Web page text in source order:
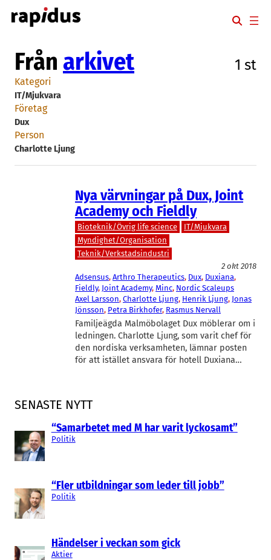
Hoppa
till
SENASTE NYTT
“Samarbetet med M har varit lyckosamt”
Politik
“Fler utbildningar som leder till jobb”
Politik
Händelser i veckan som gick
Aktier
Från arkivet 1 st
Kategori
IT/Mjukvara
Företag
Dux
Person
Charlotte Ljung
Nya värvningar på Dux, Joint
Academy och Fieldly
Bioteknik/Övrig life science
IT/Mjukvara
Myndighet/Organisation
Teknik/Verkstadsindustri
2 okt 2018
Adsensus, Arthro Therapeutics, Dux, Duxiana
Fieldly, Joint Academy, Minc, Nordic Scaleups
Axel Larsson, Charlotte Ljung, Henrik Ljung, Jonas
Jönsson, Petra Birkhofer, Rasmus Nervall
Familjeägda Malmöbolaget Dux möblerar om i
ledningen. Charlotte Ljung, som varit chef för
den nordiska verksamheten, lämnar posten
för att istället ansvara för hotell Duxiana…